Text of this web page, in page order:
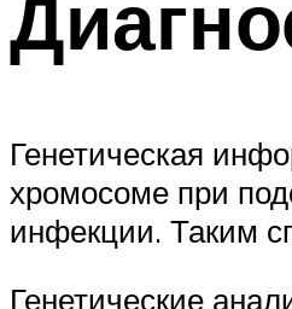
Генетическая
хромосоме при
инфекции. Таким
Генетические